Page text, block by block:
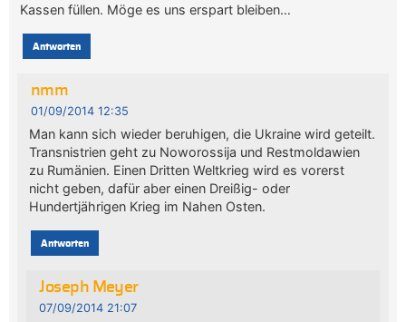
Kassen füllen. Möge es uns erspart bleiben…
Antworten
nmm
01/09/2014 12:35
Man kann sich wieder beruhigen, die Ukraine wird geteilt.
Transnistrien geht zu Noworossija und Restmoldawien
zu Rumänien. Einen Dritten Weltkrieg wird es vorerst
nicht geben, dafür aber einen Dreißig- oder
Hundertjährigen Krieg im Nahen Osten.
Antworten
Joseph Meyer
07/09/2014 21:07